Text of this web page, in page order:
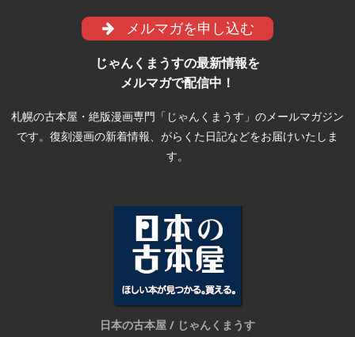
メルマガを申し込む
じゃんくまうすの最新情報を
メルマガで配信中！
札幌の古本屋・絶版漫画専門「じゃんくまうす」のメールマガジン
です。復刻漫画の新着情報、がらくた日記などをお届けいたしま
す。
日本の古本屋 / じゃんくまうす